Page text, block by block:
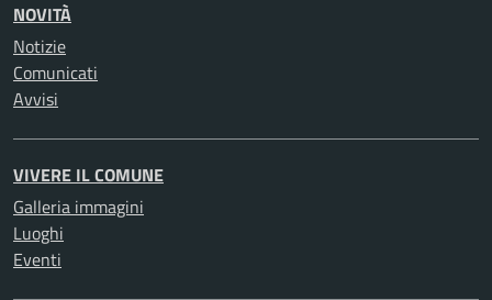
NOVITÀ
Notizie
Comunicati
Avvisi
VIVERE IL COMUNE
Galleria immagini
Luoghi
Eventi